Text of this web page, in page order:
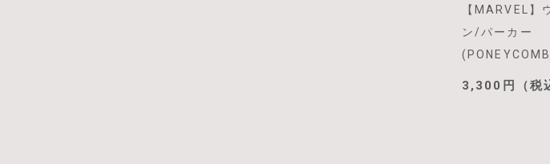
【MARVEL】
ン/パーカー
3,300円（税